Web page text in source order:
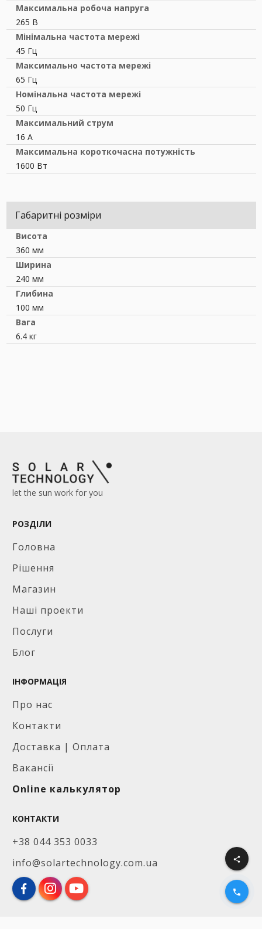
share
phone
Максимальна робоча напруга
265 В
Мінімальна частота мережі
45 Гц
Максимально частота мережі
65 Гц
Номінальна частота мережі
50 Гц
Максимальний струм
16 А
Максимальна короткочасна потужність
1600 Вт
Габаритні розміри
Висота
360 мм
Ширина
240 мм
Глибина
100 мм
Вага
6.4 кг
let the sun work for you
РОЗДІЛИ
Головна
Рішення
Магазин
Наші проекти
Послуги
Блог
ІНФОРМАЦІЯ
Про нас
Контакти
Доставка | Оплата
Вакансії
Online калькулятор
КОНТАКТИ
+38 044 353 0033
info@solartechnology.com.ua